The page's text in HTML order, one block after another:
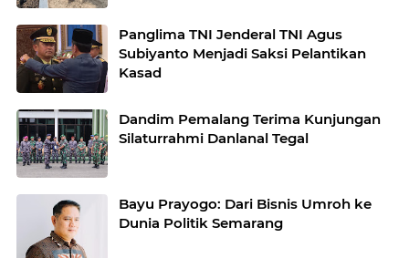
Panglima TNI Jenderal TNI Agus
Subiyanto Menjadi Saksi Pelantikan
Kasad
Dandim Pemalang Terima Kunjungan
Silaturrahmi Danlanal Tegal
Bayu Prayogo: Dari Bisnis Umroh ke
Dunia Politik Semarang